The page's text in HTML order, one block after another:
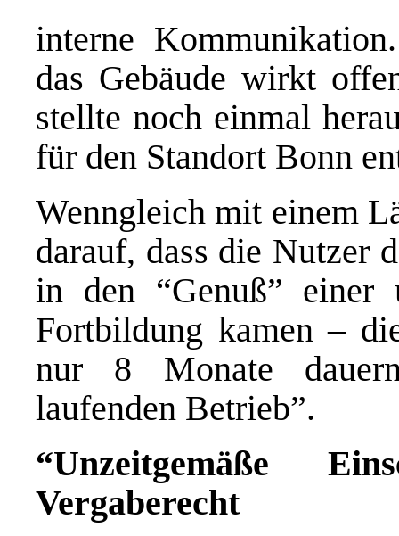
interne
das Gebäude wirkt
stellte noch einmal
für den Standort Bonn
Wenngleich mit einem
darauf, dass die Nutzer
in den “Genuß” einer
Fortbildung kamen –
nur 8 Monate
laufenden Betrieb”.
“Unzeitgemäße
Vergaberecht